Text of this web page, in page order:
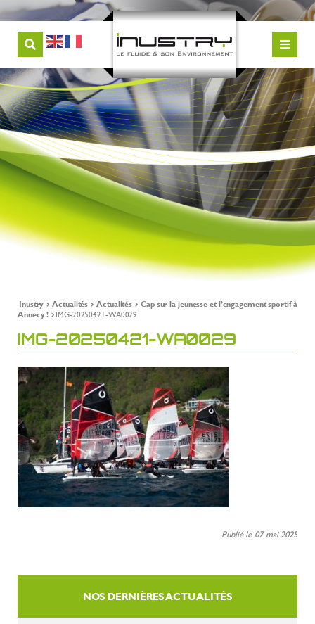
Inustry Actualités Actualités
Cap sur la jeunesse et l’engagement sportif à
Annecy !
IMG-20250421-WA0029
IMG-20250421-WA0029
Publié le 07 mai 2025
NOS DERNIÈRES ACTUALITÉS